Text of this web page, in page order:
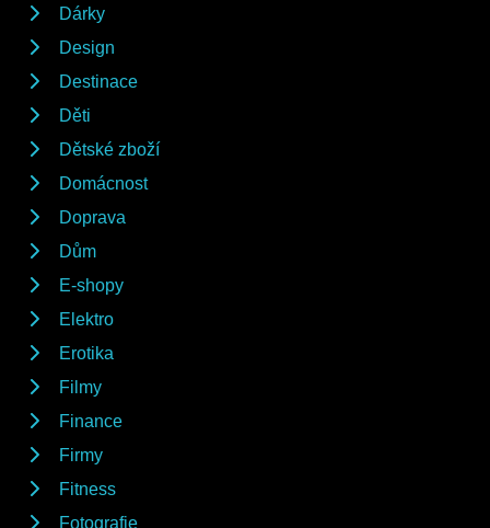
Dárky
Design
Destinace
Děti
Dětské zboží
Domácnost
Doprava
Dům
E-shopy
Elektro
Erotika
Filmy
Finance
Firmy
Fitness
Fotografie